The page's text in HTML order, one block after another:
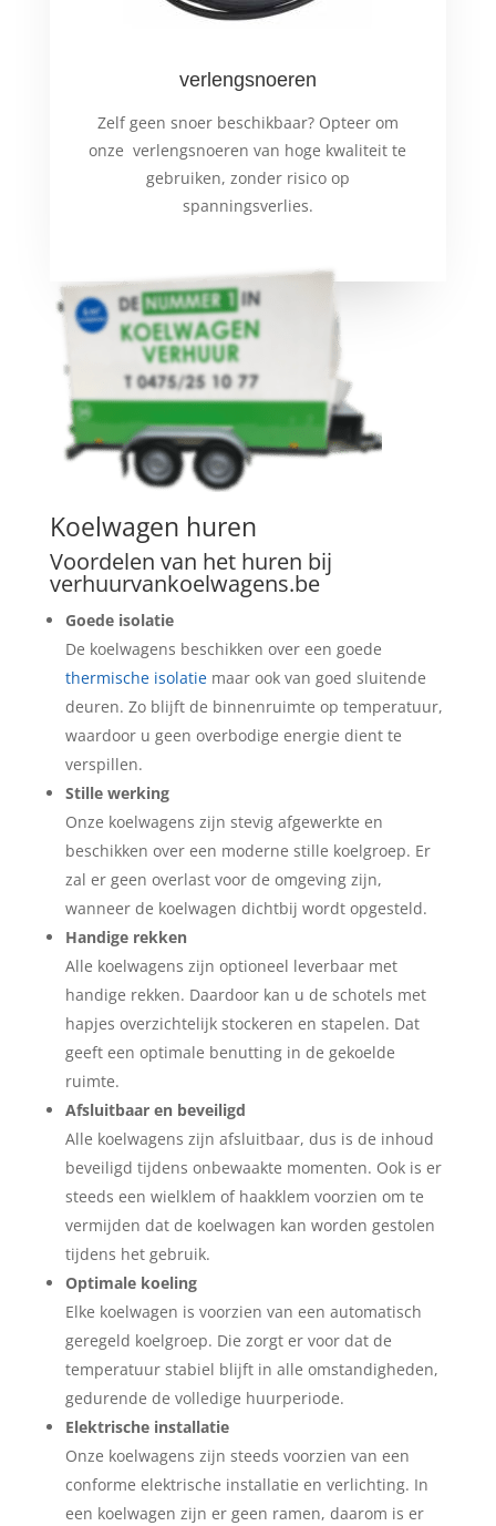
verlengsnoeren
Zelf geen snoer beschikbaar? Opteer om
onze verlengsnoeren van hoge kwaliteit te
gebruiken, zonder risico op
spanningsverlies.
Koelwagen huren
Voordelen van het huren bij
verhuurvankoelwagens.be
Goede isolatie
De koelwagens beschikken over een goede
thermische isolatiemaar ook van goed sluitende
deuren. Zo blijft de binnenruimte op temperatuur,
waardoor u geen overbodige energie dient te
verspillen.
Stille werking
Onze koelwagens zijn stevig afgewerkte en
beschikken over een moderne stille koelgroep. Er
zal er geen overlast voor de omgeving zijn,
wanneer de koelwagen dichtbij wordt opgesteld.
Handige rekken
Alle koelwagens zijn optioneel leverbaar met
handige rekken. Daardoor kan u de schotels met
hapjes overzichtelijk stockeren en stapelen. Dat
geeft een optimale benutting in de gekoelde
ruimte.
Afsluitbaar en beveiligd
Alle koelwagens zijn afsluitbaar, dus is de inhoud
beveiligd tijdens onbewaakte momenten. Ook is er
steeds een wielklem of haakklem voorzien om te
vermijden dat de koelwagen kan worden gestolen
tijdens het gebruik.
Optimale koeling
Elke koelwagen is voorzien van een automatisch
geregeld koelgroep. Die zorgt er voor dat de
temperatuur stabiel blijft in alle omstandigheden,
gedurende de volledige huurperiode.
Elektrische installatie
Onze koelwagens zijn steeds voorzien van een
conforme elektrische installatie en verlichting. In
een koelwagen zijn er geen ramen, daarom is er